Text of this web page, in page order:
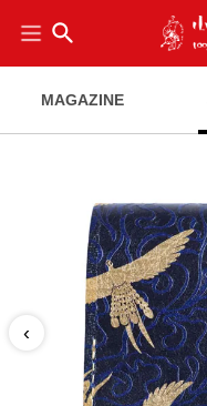
search
MAGAZINE
‹